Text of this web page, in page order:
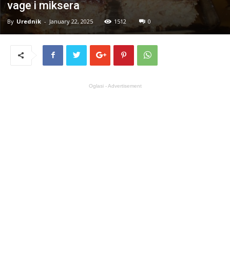
vage i miksera
By Urednik - January 22, 2025 1512 0
Oglasi - Advertisement